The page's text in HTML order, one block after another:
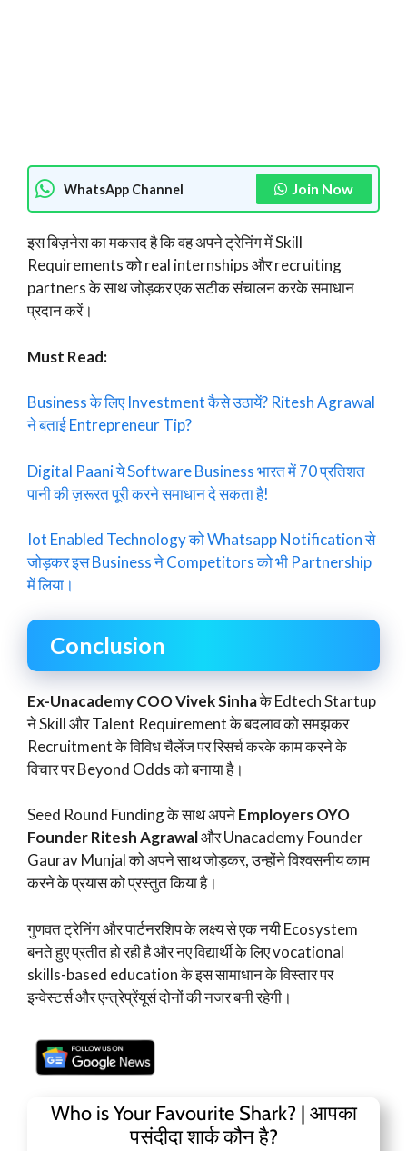
WhatsApp Channel Join Now
इस बिज़नेस का मकसद है कि वह अपने ट्रेनिंग में Skill
Requirements को real internships और recruiting
partners के साथ जोड़कर एक सटीक संचालन करके समाधान
प्रदान करें।
Must Read:
Business के लिए Investment कैसे उठायें? Ritesh Agrawal
ने बताई Entrepreneur Tip?
Digital Paani ये Software Business भारत में 70 प्रतिशत
पानी की ज़रूरत पूरी करने समाधान दे सकता है!
Iot Enabled Technology को Whatsapp Notification से
जोड़कर इस Business ने Competitors को भी Partnership
में लिया।
Conclusion
Ex-Unacademy COO Vivek Sinhaके Edtech Startup
ने Skill और Talent Requirement के बदलाव को समझकर
Recruitment के विविध चैलेंज पर रिसर्च करके काम करने के
विचार पर Beyond Odds को बनाया है।
Seed Round Funding के साथ अपनेEmployers OYO
Founder Ritesh Agrawalऔर Unacademy Founder
Gaurav Munjal को अपने साथ जोड़कर, उन्होंने विश्वसनीय काम
करने के प्रयास को प्रस्तुत किया है।
गुणवत ट्रेनिंग और पार्टनरशिप के लक्ष्य से एक नयी Ecosystem
बनते हुए प्रतीत हो रही है और नए विद्यार्थी के लिए vocational
skills-based education के इस सामाधान के विस्तार पर
इन्वेस्टर्स और एन्त्रेप्रेंयूर्स दोनों की नजर बनी रहेगी।
Who is Your Favourite Shark? | आपका
पसंदीदा शार्क कौन है?